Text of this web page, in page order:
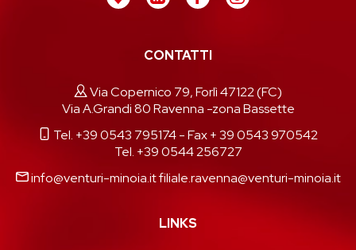
CONTATTI
Via Copernico 79, Forlì 47122 (FC)
Via A.Grandi 80 Ravenna -zona Bassette
Tel. +39 0543 795174- Fax + 39 0543 970542
Tel. +39 0544 256727
info@venturi-minoia.itfiliale.ravenna@venturi-minoia.it
LINKS